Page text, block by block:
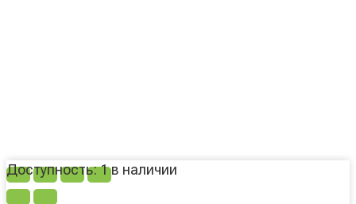
Доступность:1 в наличии